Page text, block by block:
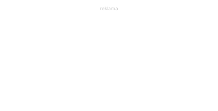
reklama